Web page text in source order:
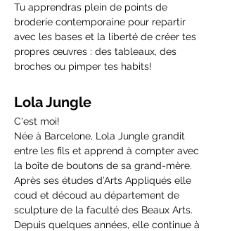
Tu apprendras plein de points de
broderie contemporaine pour repartir
avec les bases et la liberté de créer tes
propres œuvres : des tableaux, des
broches ou pimper tes habits!
Lola Jungle
C'est moi!
Née à Barcelone, Lola Jungle grandit
entre les fils et apprend à compter avec
la boîte de boutons de sa grand-mère.
Après ses études d’Arts Appliqués elle
coud et découd au département de
sculpture de la faculté des Beaux Arts.
Depuis quelques années, elle continue à